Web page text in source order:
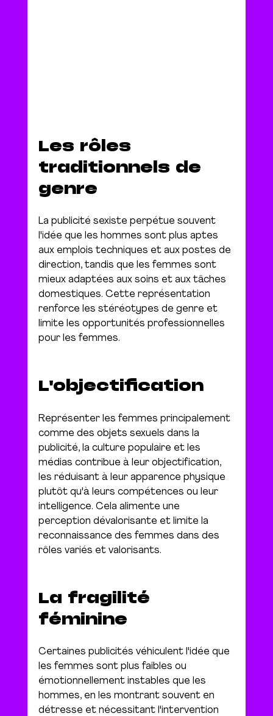
Les rôles
traditionnels de
genre
La publicité sexiste perpétue souvent
l'idée que les hommes sont plus aptes
aux emplois techniques et aux postes de
direction, tandis que les femmes sont
mieux adaptées aux soins et aux tâches
domestiques. Cette représentation
renforce les stéréotypes de genre et
limite les opportunités professionnelles
pour les femmes.
L'objectification
Représenter les femmes principalement
comme des objets sexuels dans la
publicité, la culture populaire et les
médias contribue à leur objectification,
les réduisant à leur apparence physique
plutôt qu'à leurs compétences ou leur
intelligence. Cela alimente une
perception dévalorisante et limite la
reconnaissance des femmes dans des
rôles variés et valorisants.
La fragilité
féminine
Certaines publicités véhiculent l'idée que
les femmes sont plus faibles ou
émotionnellement instables que les
hommes, en les montrant souvent en
détresse et nécessitant l'intervention